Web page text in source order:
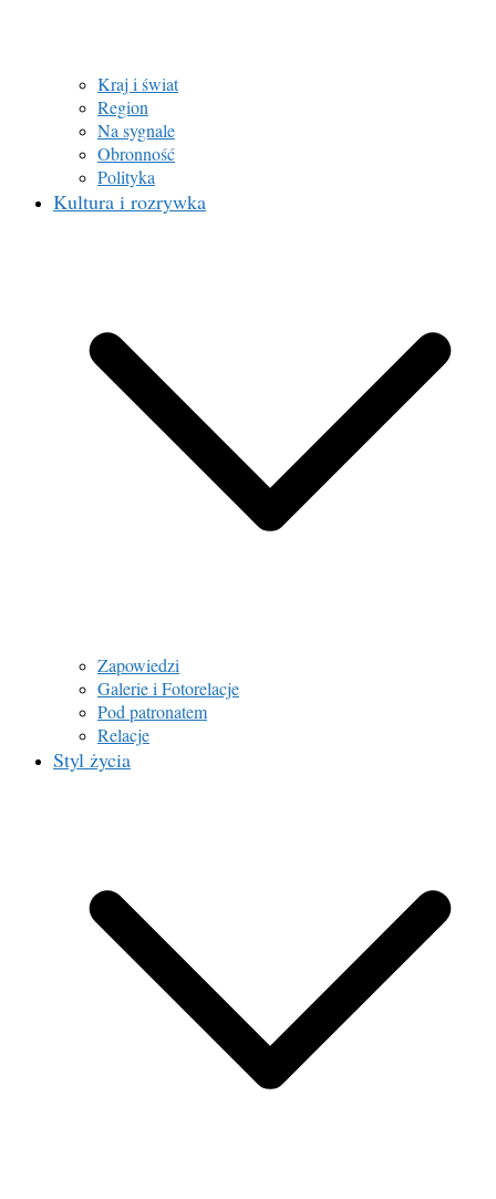
Kraj i świat
Region
Na sygnale
Obronność
Polityka
Kultura i rozrywka
Zapowiedzi
Galerie i Fotorelacje
Pod patronatem
Relacje
Styl życia